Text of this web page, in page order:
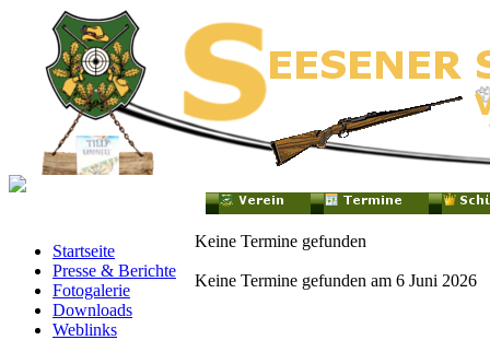
Startseite
Presse & Berichte
Fotogalerie
Downloads
Weblinks
Keine Termine gefunden
Keine Termine gefunden am 6 Juni 2026